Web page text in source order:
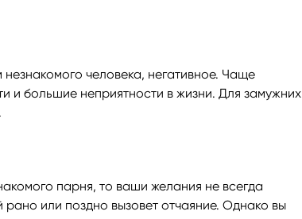
человека, негативное. Чаще
и большие неприятности в жизни. Для замужних
парня, то ваши желания не всегда
или поздно вызовет отчаяние. Однако вы